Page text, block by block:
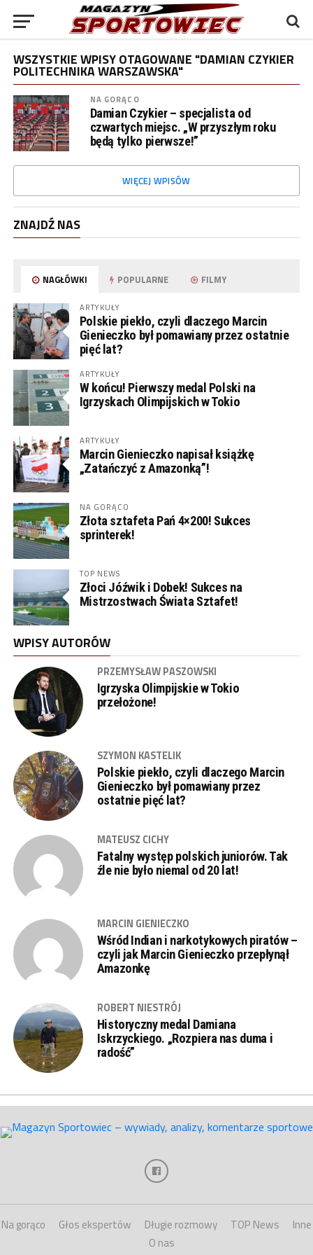
WSZYSTKIE WPISY OTAGOWANE "DAMIAN CZYKIER
POLITECHNIKA WARSZAWSKA"
NA GORĄCO
Damian Czykier – specjalista od
czwartych miejsc. „W przyszłym roku
będą tylko pierwsze!”
WIĘCEJ WPISÓW
ZNAJDŹ NAS
NAGŁÓWKI POPULARNE FILMY
ARTYKUŁY
Polskie piekło, czyli dlaczego Marcin
Gienieczko był pomawiany przez ostatnie
pięć lat?
ARTYKUŁY
W końcu! Pierwszy medal Polski na
Igrzyskach Olimpijskich w Tokio
ARTYKUŁY
Marcin Gienieczko napisał książkę
„Zatańczyć z Amazonką”!
NA GORĄCO
Złota sztafeta Pań 4×200! Sukces
sprinterek!
TOP NEWS
Złoci Jóźwik i Dobek! Sukces na
Mistrzostwach Świata Sztafet!
WPISY AUTORÓW
PRZEMYSŁAW PASZOWSKI
Igrzyska Olimpijskie w Tokio
przełożone!
SZYMON KASTELIK
Polskie piekło, czyli dlaczego Marcin
Gienieczko był pomawiany przez
ostatnie pięć lat?
MATEUSZ CICHY
Fatalny występ polskich juniorów. Tak
źle nie było niemal od 20 lat!
MARCIN GIENIECZKO
Wśród Indian i narkotykowych piratów –
czyli jak Marcin Gienieczko przepłynął
Amazonkę
ROBERT NIESTRÓJ
Historyczny medal Damiana
Iskrzyckiego. „Rozpiera nas duma i
radość”
Na gorąco Głos ekspertów Długie rozmowy TOP News
Inne
O nas